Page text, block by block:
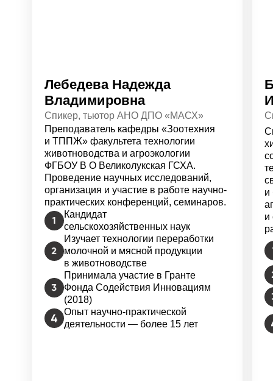
и
и
Лебедева Надежда
Владимировна
Спикер, тьютор АНО ДПО «МАСХ»
Преподаватель кафедры «Зоотехния
и ТППЖ» факультета технологии
животноводства и агроэкологии
ФГБОУ В О Великолукская ГСХА.
Проведение научных исследований,
организация и участие в работе научно-
практических конференций, семинаров.
Кандидат
сельскохозяйственных наук
Изучает технологии переработки
молочной и мясной продукции
в животноводстве
Принимала участие в Гранте
Фонда Содействия Инновациям
(2018)
Опыт научно-практической
деятельности — более 15 лет